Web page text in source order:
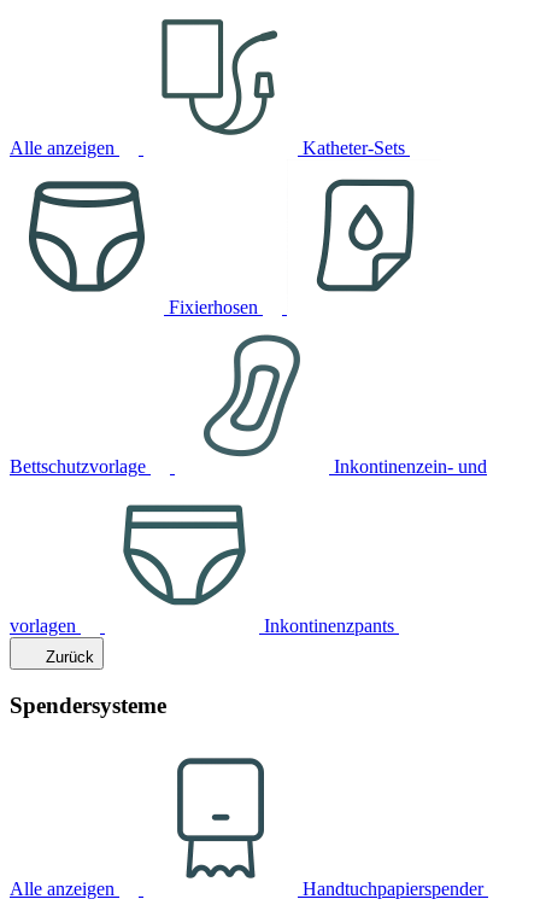
Alle anzeigen Katheter-Sets
Fixierhosen
Bettschutzvorlage Inkontinenzein- und
vorlagen Inkontinenzpants
Zurück
Spendersysteme
Alle anzeigen Handtuchpapierspender